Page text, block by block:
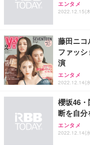
エンタメ
2022.12.15(
藤田ニコ
ファッ
演
エンタメ
2022.12.14(
櫻坂46
断を自分
エンタメ
2022.12.14(